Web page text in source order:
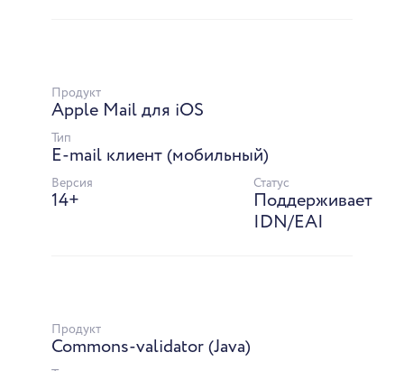
Продукт
Apple Mail для iOS
Тип
E-mail клиент (мобильный)
Версия
14+
Статус
Поддерживает
IDN/EAI
Продукт
Commons-validator (Java)